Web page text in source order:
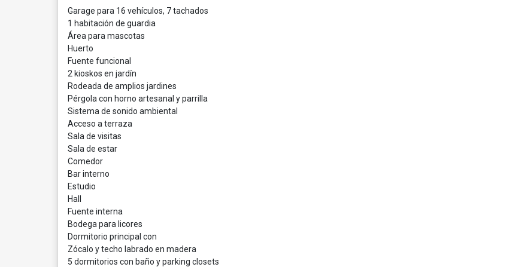
Garage para 16 vehículos, 7 tachados
1 habitación de guardia
Área para mascotas
Huerto
Fuente funcional
2 kioskos en jardín
Rodeada de amplios jardines
Pérgola con horno artesanal y parrilla
Sistema de sonido ambiental
Acceso a terraza
Sala de visitas
Sala de estar
Comedor
Bar interno
Estudio
Hall
Fuente interna
Bodega para licores
Dormitorio principal con
Zócalo y techo labrado en madera
5 dormitorios con baño y parking closets